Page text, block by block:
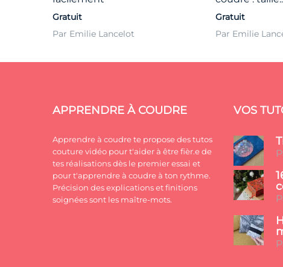
Gratuit
Par Emilie Lancelot
Gratuit
Par Emilie
APPRENDRE À COUDRE
Apprendre à coudre te propose des tutos
couture vidéo pour t'aider à être fièr.e de
tes réalisations dès le premier essai et
pour t'apprendre à coudre à ton rythme.
Précision des explications et finitions
soignées sont les maître-mots.
VOS